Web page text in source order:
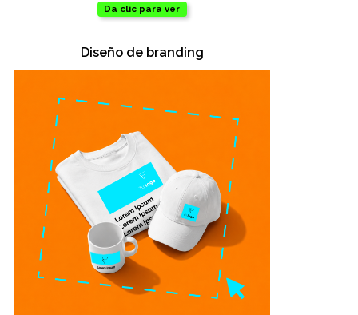
Sublimación
Da clic para ver
Diseño de branding